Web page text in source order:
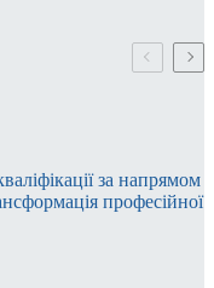
за напрямом
професійної